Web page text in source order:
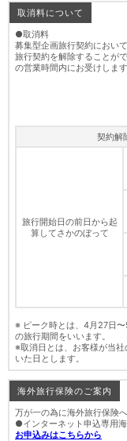
取消料について
●取消料
募集型企画旅行契約におい
旅行契約を解除することが
の営業時間内にお受けします
契約解
旅行開始日の前日から起
算してさかのぼって
※ ピーク時とは、4月27日
の旅行期間をいいます。
※取消日とは、お客様が当
いた日とします。
海外旅行保険のご案内
万が一の為に海外旅行保険
●インターネット申込専用
お申込みはこちらから